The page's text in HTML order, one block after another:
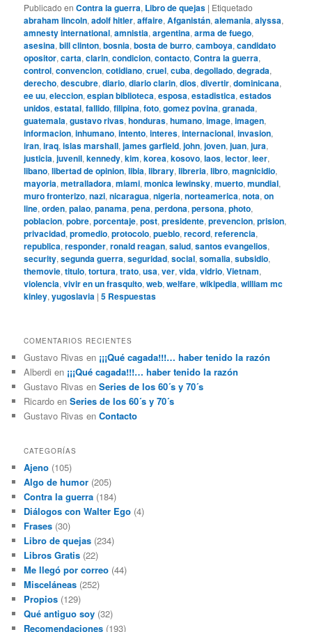
Publicado en Contra la guerra, Libro de quejas | Etiquetado
abraham lincoln,adolf hitler,affaire,Afganistán,alemania,alyssa,
amnesty international,amnistia,argentina,arma de fuego,
asesina,bill clinton,bosnia,bosta de burro,camboya,candidato
opositor,carta,clarin,condicion,contacto,Contra la guerra,
control,convencion,cotidiano,cruel,cuba,degollado,degrada,
derecho,descubre,diario,diario clarin,dios,divertir,dominicana,
ee uu,eleccion,espian biblioteca,esposa,estadistica,estados
unidos,estatal,fallido,filipina,foto,gomez povina,granada,
guatemala,gustavo rivas,honduras,humano,image,imagen,
informacion,inhumano,intento,interes,internacional,invasion,
iran,iraq,islas marshall,james garfield,john,joven,juan,jura,
justicia,juvenil,kennedy,kim,korea,kosovo,laos,lector,leer,
libano,libertad de opinion,libia,library,libreria,libro,magnicidio,
mayoria,metralladora,miami,monica lewinsky,muerto,mundial,
muro fronterizo,nazi,nicaragua,nigeria,norteamerica,nota,on
line,orden,palao,panama,pena,perdona,persona,photo,
poblacion,pobre,porcentaje,post,presidente,prevencion,prision,
privacidad,promedio,protocolo,pueblo,record,referencia,
republica,responder,ronald reagan,salud,santos evangelios,
security,segunda guerra,seguridad,social,somalia,subsidio,
themovie,titulo,tortura,trato,usa,ver,vida,vidrio,Vietnam,
violencia,vivir en un frasquito,web,welfare,wikipedia,william mc
kinley,yugoslavia |5 Respuestas
COMENTARIOS RECIENTES
Gustavo Rivas en ¡¡¡Qué cagada!!!… haber tenido la razón
Alberdi en ¡¡¡Qué cagada!!!… haber tenido la razón
Gustavo Rivas enSeries de los 60´s y 70´s
Ricardo enSeries de los 60´s y 70´s
Gustavo Rivas enContacto
CATEGORÍAS
Ajeno (105)
Algo de humor (205)
Contra la guerra (184)
Diálogos con Walter Ego (4)
Frases (30)
Libro de quejas (234)
Libros Gratis (22)
Me llegó por correo (44)
Misceláneas (252)
Propios (129)
Qué antiguo soy (32)
Recomendaciones (193)